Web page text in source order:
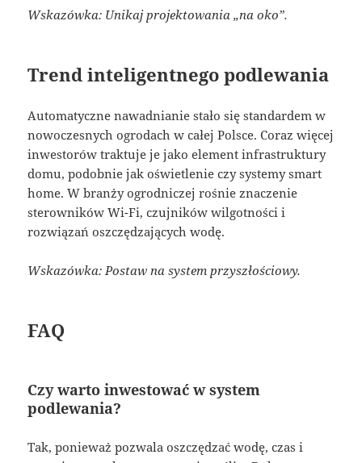
Wskazówka: Unikaj projektowania „na oko”.
Trend inteligentnego podlewania
Automatyczne nawadnianie stało się standardem w
nowoczesnych ogrodach w całej Polsce. Coraz więcej
inwestorów traktuje je jako element infrastruktury
domu, podobnie jak oświetlenie czy systemy smart
home. W branży ogrodniczej rośnie znaczenie
sterowników Wi-Fi, czujników wilgotności i
rozwiązań oszczędzających wodę.
Wskazówka: Postaw na system przyszłościowy.
FAQ
Czy warto inwestować w system
podlewania?
Tak, ponieważ pozwala oszczędzać wodę, czas i